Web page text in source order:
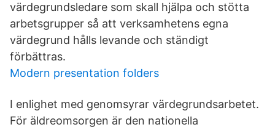
värdegrundsledare som skall hjälpa och stötta
arbetsgrupper så att verksamhetens egna
värdegrund hålls levande och ständigt
förbättras.
Modern presentation folders
I enlighet med genomsyrar värdegrundsarbetet.
För äldreomsorgen är den nationella